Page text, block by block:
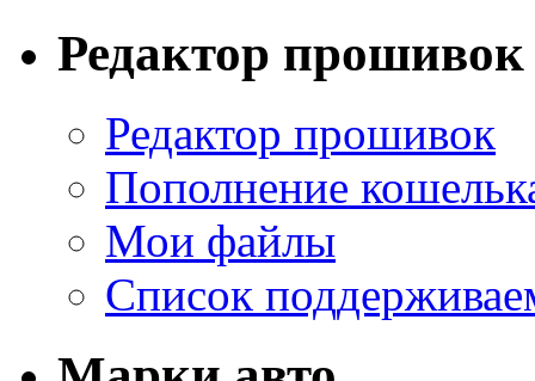
Редактор прошивок
Редактор прошивок
Пополнение
Мои файлы
Список